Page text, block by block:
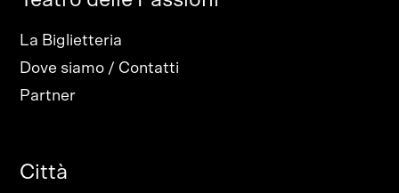
La Biglietteria
Dove siamo / Contatti
Partner
Città